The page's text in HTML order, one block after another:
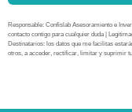
Responsable: Confislab Asesoramiento e
contacto contigo para cualquier duda |
Destinatarios: los datos que me facilitas
otros, a acceder, rectificar, limitar y suprimir